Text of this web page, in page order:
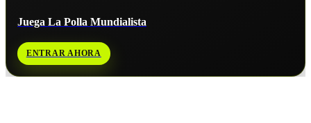
Juega La Polla Mundialista
ENTRAR AHORA